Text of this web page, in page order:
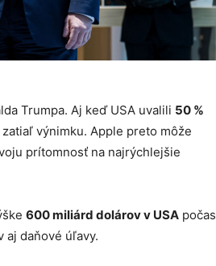
Trumpa. Aj keď USA uvalili 50 %
výnimku. Apple preto môže
prítomnosť na najrýchlejšie
600 miliárd dolárov v USA počas
aj daňové úľavy.